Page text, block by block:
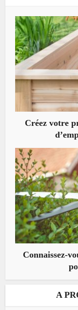
Créez votre
Connaissez-
A